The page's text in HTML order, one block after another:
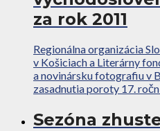
za rok 2011
Regionálna organizácia
v Košiciach a Literárny
a novinársku fotografiu v
zasadnutia poroty 17.
Sezóna